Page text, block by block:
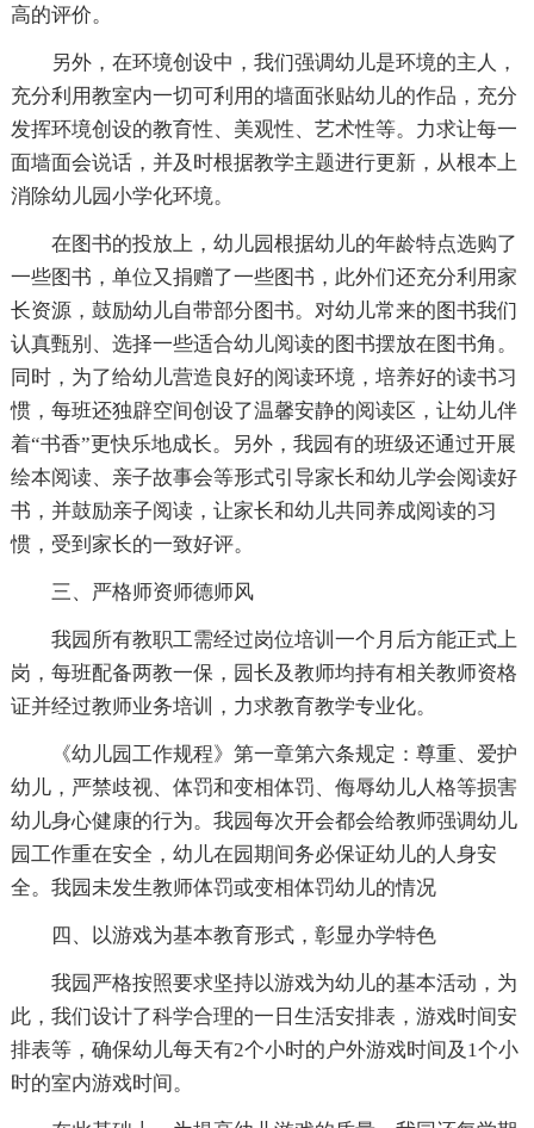
高的评价。
另外，在环境创设中，我们强调幼儿是环境的主人，
充分利用教室内一切可利用的墙面张贴幼儿的作品，充分
发挥环境创设的教育性、美观性、艺术性等。力求让每一
面墙面会说话，并及时根据教学主题进行更新，从根本上
消除幼儿园小学化环境。
在图书的投放上，幼儿园根据幼儿的年龄特点选购了
一些图书，单位又捐赠了一些图书，此外们还充分利用家
长资源，鼓励幼儿自带部分图书。对幼儿常来的图书我们
认真甄别、选择一些适合幼儿阅读的图书摆放在图书角。
同时，为了给幼儿营造良好的阅读环境，培养好的读书习
惯，每班还独辟空间创设了温馨安静的阅读区，让幼儿伴
着“书香”更快乐地成长。另外，我园有的班级还通过开展
绘本阅读、亲子故事会等形式引导家长和幼儿学会阅读好
书，并鼓励亲子阅读，让家长和幼儿共同养成阅读的习
惯，受到家长的一致好评。
三、严格师资师德师风
我园所有教职工需经过岗位培训一个月后方能正式上
岗，每班配备两教一保，园长及教师均持有相关教师资格
证并经过教师业务培训，力求教育教学专业化。
《幼儿园工作规程》第一章第六条规定：尊重、爱护
幼儿，严禁歧视、体罚和变相体罚、侮辱幼儿人格等损害
幼儿身心健康的行为。我园每次开会都会给教师强调幼儿
园工作重在安全，幼儿在园期间务必保证幼儿的人身安
全。我园未发生教师体罚或变相体罚幼儿的情况
四、以游戏为基本教育形式，彰显办学特色
我园严格按照要求坚持以游戏为幼儿的基本活动，为
此，我们设计了科学合理的一日生活安排表，游戏时间安
排表等，确保幼儿每天有2个小时的户外游戏时间及1个小
时的室内游戏时间。